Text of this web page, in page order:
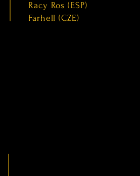
Racy Ros (ESP)
Farhell (CZE)